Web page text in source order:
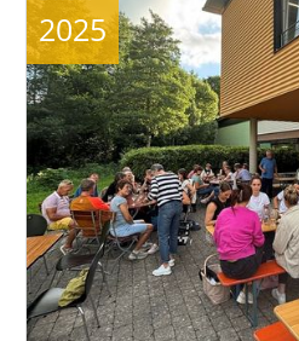
2025